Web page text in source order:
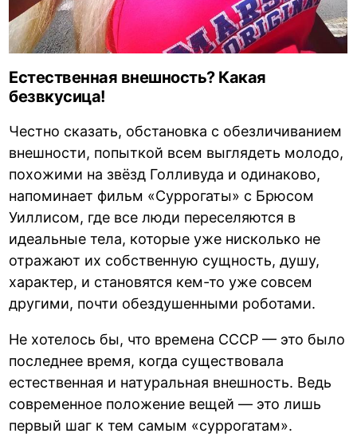
Естественная внешность? Какая
безвкусица!
Честно сказать, обстановка с обезличиванием
внешности, попыткой всем выглядеть молодо,
похожими на звёзд Голливуда и одинаково,
напоминает фильм «Суррогаты» с Брюсом
Уиллисом, где все люди переселяются в
идеальные тела, которые уже нисколько не
отражают их собственную сущность, душу,
характер, и становятся кем-то уже совсем
другими, почти обездушенными роботами.
Не хотелось бы, что времена СССР — это было
последнее время, когда существовала
естественная и натуральная внешность. Ведь
современное положение вещей — это лишь
первый шаг к тем самым «суррогатам».